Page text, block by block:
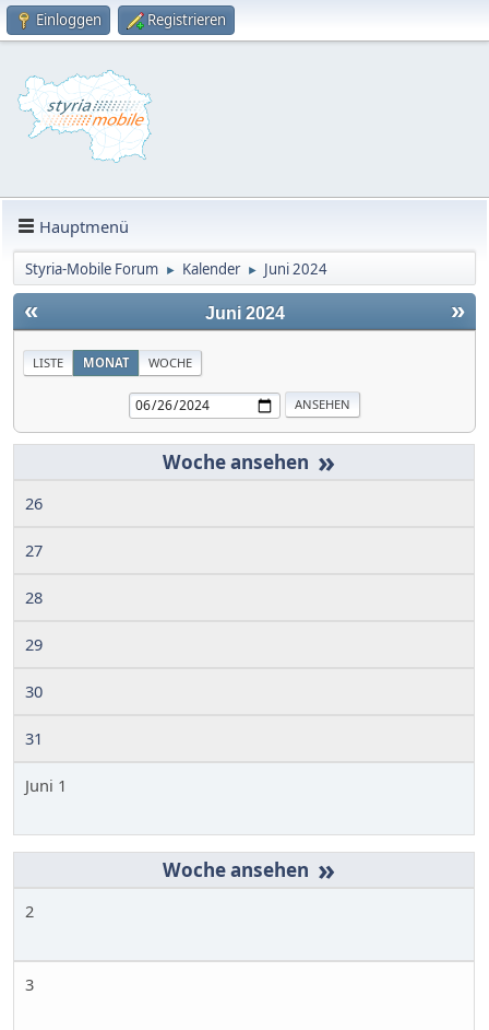
Einloggen Registrieren
Hauptmenü
Styria-Mobile Forum ► Kalender ► Juni 2024
« »
Juni 2024
LISTE MONAT WOCHE
»
26
27
28
29
30
31
Juni 1
»
2
3